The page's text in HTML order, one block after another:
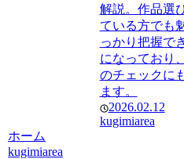
解説。作品選
ている方でも
っかり把握で
になっており
のチェックに
ます。
2026.02.12
kugimiarea
ホーム
kugimiarea